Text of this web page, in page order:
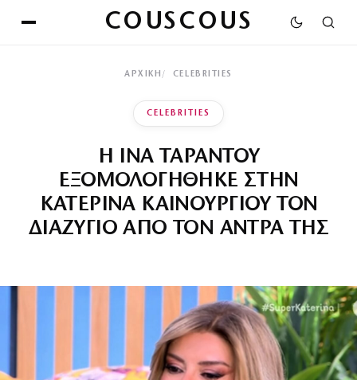
COUSCOUS
ΑΡΧΙΚΉ CELEBRITIES
CELEBRITIES
Η ΙΝΑ ΤΑΡΑΝΤΟΥ
ΕΞΟΜΟΛΟΓΗΘΗΚΕ ΣΤΗΝ
ΚΑΤΕΡΙΝΑ ΚΑΙΝΟΥΡΓΙΟΥ ΤΟΝ
ΔΙΑΖΥΓΙΟ ΑΠΟ ΤΟΝ ΑΝΤΡΑ ΤΗΣ